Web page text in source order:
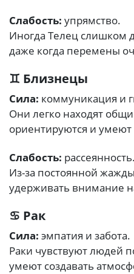
Слабость: упрямство.
Иногда Телец слишком
даже когда перемены
♊ Близнецы
Сила: коммуникация и
Они легко находят
ориентируются и умеют
Слабость: рассеянность.
Из-за постоянной
удерживать внимание
♋ Рак
Сила: эмпатия и забота.
Раки чувствуют людей
умеют создавать